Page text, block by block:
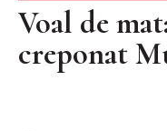
Voal de
creponat